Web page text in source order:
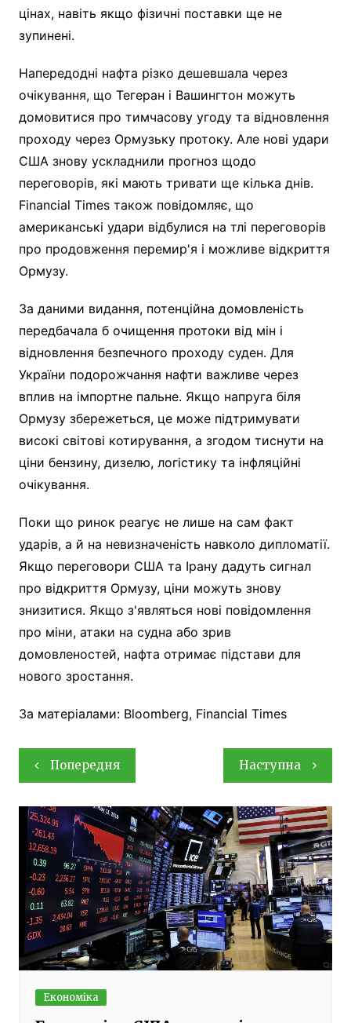
цінах, навіть якщо фізичні поставки ще не
зупинені.
Напередодні нафта різко дешевшала через
очікування, що Тегеран і Вашингтон можуть
домовитися про тимчасову угоду та відновлення
проходу через Ормузьку протоку. Але нові удари
США знову ускладнили прогноз щодо
переговорів, які мають тривати ще кілька днів.
Financial Times також повідомляє, що
американські удари відбулися на тлі переговорів
про продовження перемир'я і можливе відкриття
Ормузу.
За даними видання, потенційна домовленість
передбачала б очищення протоки від мін і
відновлення безпечного проходу суден. Для
України подорожчання нафти важливе через
вплив на імпортне пальне. Якщо напруга біля
Ормузу збережеться, це може підтримувати
високі світові котирування, а згодом тиснути на
ціни бензину, дизелю, логістику та інфляційні
очікування.
Поки що ринок реагує не лише на сам факт
ударів, а й на невизначеність навколо дипломатії.
Якщо переговори США та Ірану дадуть сигнал
про відкриття Ормузу, ціни можуть знову
знизитися. Якщо з'являться нові повідомлення
про міни, атаки на судна або зрив
домовленостей, нафта отримає підстави для
нового зростання.
За матеріалами: Bloomberg, Financial Times
Навігація
записів
Попередня Наступна
Економіка